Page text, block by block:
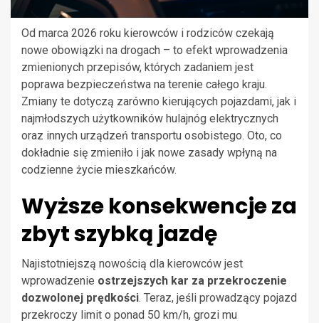
Od marca 2026 roku kierowców i rodziców czekają
nowe obowiązki na drogach – to efekt wprowadzenia
zmienionych przepisów, których zadaniem jest
poprawa bezpieczeństwa na terenie całego kraju.
Zmiany te dotyczą zarówno kierujących pojazdami, jak i
najmłodszych użytkowników hulajnóg elektrycznych
oraz innych urządzeń transportu osobistego. Oto, co
dokładnie się zmieniło i jak nowe zasady wpłyną na
codzienne życie mieszkańców.
Wyższe konsekwencje za
zbyt szybką jazdę
Najistotniejszą nowością dla kierowców jest
wprowadzenie ostrzejszych kar za przekroczenie
dozwolonej prędkości. Teraz, jeśli prowadzący pojazd
przekroczy limit o ponad 50 km/h, grozi mu